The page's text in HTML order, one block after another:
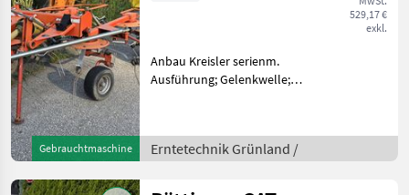
Gebrauchtmaschine
529,17 €
exkl.
Anbau Kreisler serienm.
Ausführung; Gelenkwelle;
+ Anbaugerät über
Zugdeichsel + perfekt für
Erntetechnik Grünland /